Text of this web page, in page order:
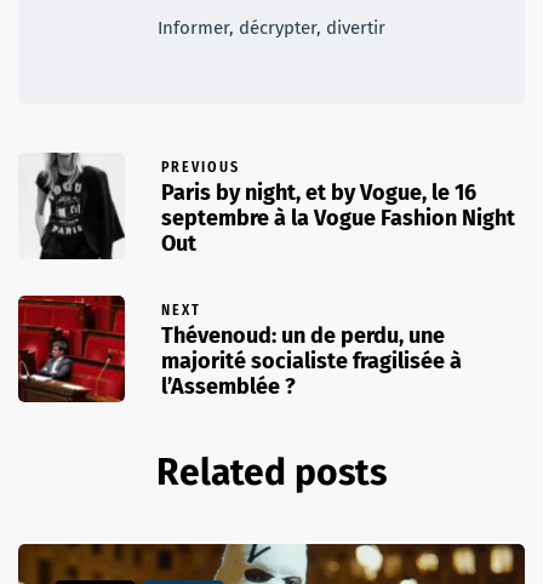
Informer, décrypter, divertir
PREVIOUS
Paris by night, et by Vogue, le 16
septembre à la Vogue Fashion Night
Out
NEXT
Thévenoud: un de perdu, une
majorité socialiste fragilisée à
l’Assemblée ?
Related posts